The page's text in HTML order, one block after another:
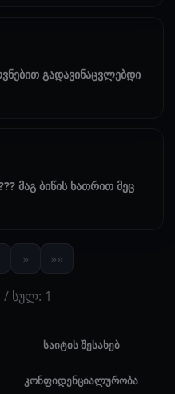
გადავინაცვლებდი
მაგ ბიწის ხათრით მეც
» »»
/ სულ: 1
საიტის შესახებ
კონფიდენციალურობა